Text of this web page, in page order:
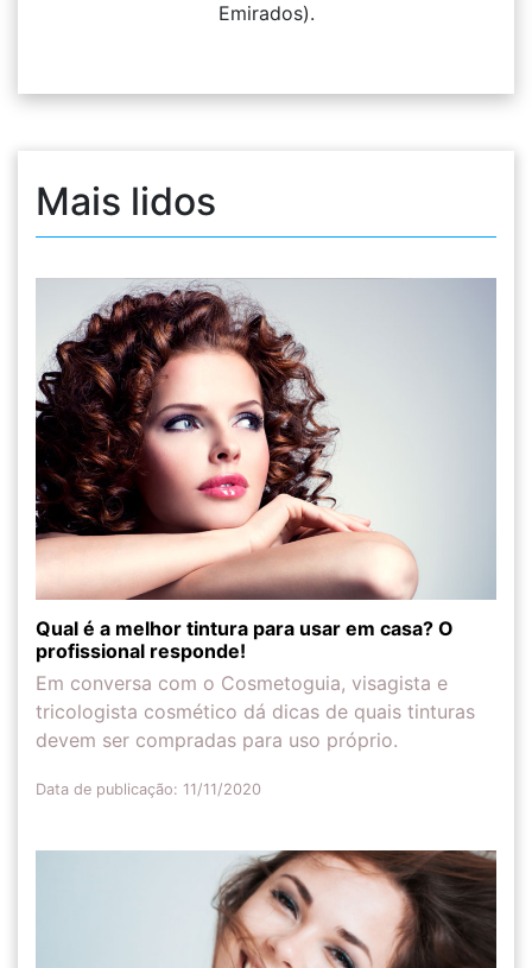
Emirados).
Mais lidos
Qual é a melhor tintura para usar em casa? O
profissional responde!
Em conversa com o Cosmetoguia, visagista e
tricologista cosmético dá dicas de quais tinturas
devem ser compradas para uso próprio.
Data de publicação: 11/11/2020